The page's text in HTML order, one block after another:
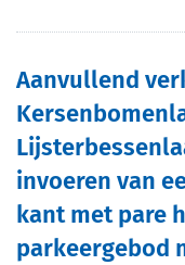
Aanvullend
invoeren van
kant met pare
parkeergebod